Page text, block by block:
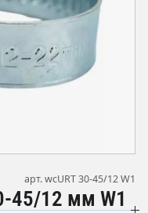
арт. wcURT 30-45/12 W1
45/12 мм W1